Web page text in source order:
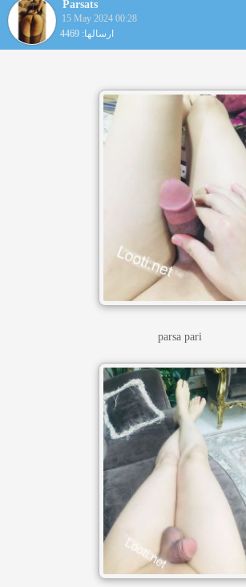
Parsats
15 May 2024 00:28
ارسالها: 4469
parsa pari